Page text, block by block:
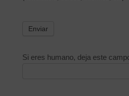
Enviar
Si eres humano, deja este